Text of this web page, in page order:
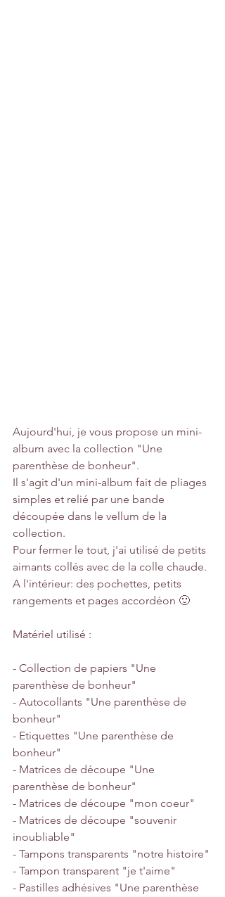
Aujourd'hui, je vous propose un mini-
album avec la collection "Une
parenthèse de bonheur".
Il s'agit d'un mini-album fait de pliages
simples et relié par une bande
découpée dans le vellum de la
collection.
Pour fermer le tout, j'ai utilisé de petits
aimants collés avec de la colle chaude.
A l'intérieur: des pochettes, petits
rangements et pages accordéon 🙂
Matériel utilisé :
- Collection de papiers "Une
parenthèse de bonheur"
- Autocollants "Une parenthèse de
bonheur"
- Etiquettes "Une parenthèse de
bonheur"
- Matrices de découpe "Une
parenthèse de bonheur"
- Matrices de découpe "mon coeur"
- Matrices de découpe "souvenir
inoubliable"
- Tampons transparents "notre histoire"
- Tampon transparent "je t'aime"
- Pastilles adhésives "Une parenthèse